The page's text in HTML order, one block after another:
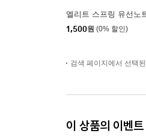
엘리트 스프링 유선노
1,500원 (0% 할인)
검색 페이지에서 선택
이 상품의 이벤트